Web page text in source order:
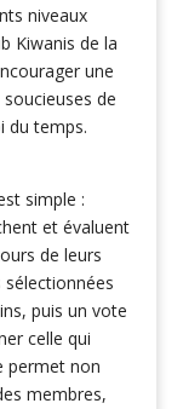
niveaux
Kiwanis de la
une
de
du temps.
simple :
et évaluent
de leurs
puis un vote
celle qui
permet non
membres,